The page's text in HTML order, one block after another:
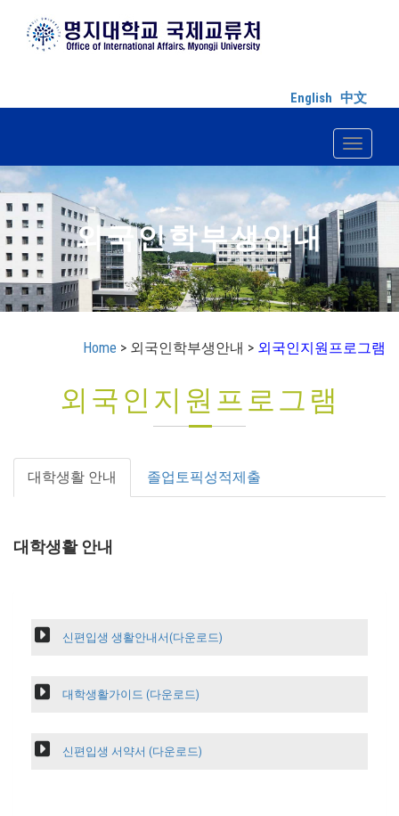
English 中文
Toggle
외국인학부생안내
Home > 외국인학부생안내 > 외국인지원프로그램
외국인지원프로그램
대학생활 안내 졸업토픽성적제출
대학생활 안내
신편입생 생활안내서(다운로드)
대학생활가이드 (다운로드)
신편입생 서약서 (다운로드)